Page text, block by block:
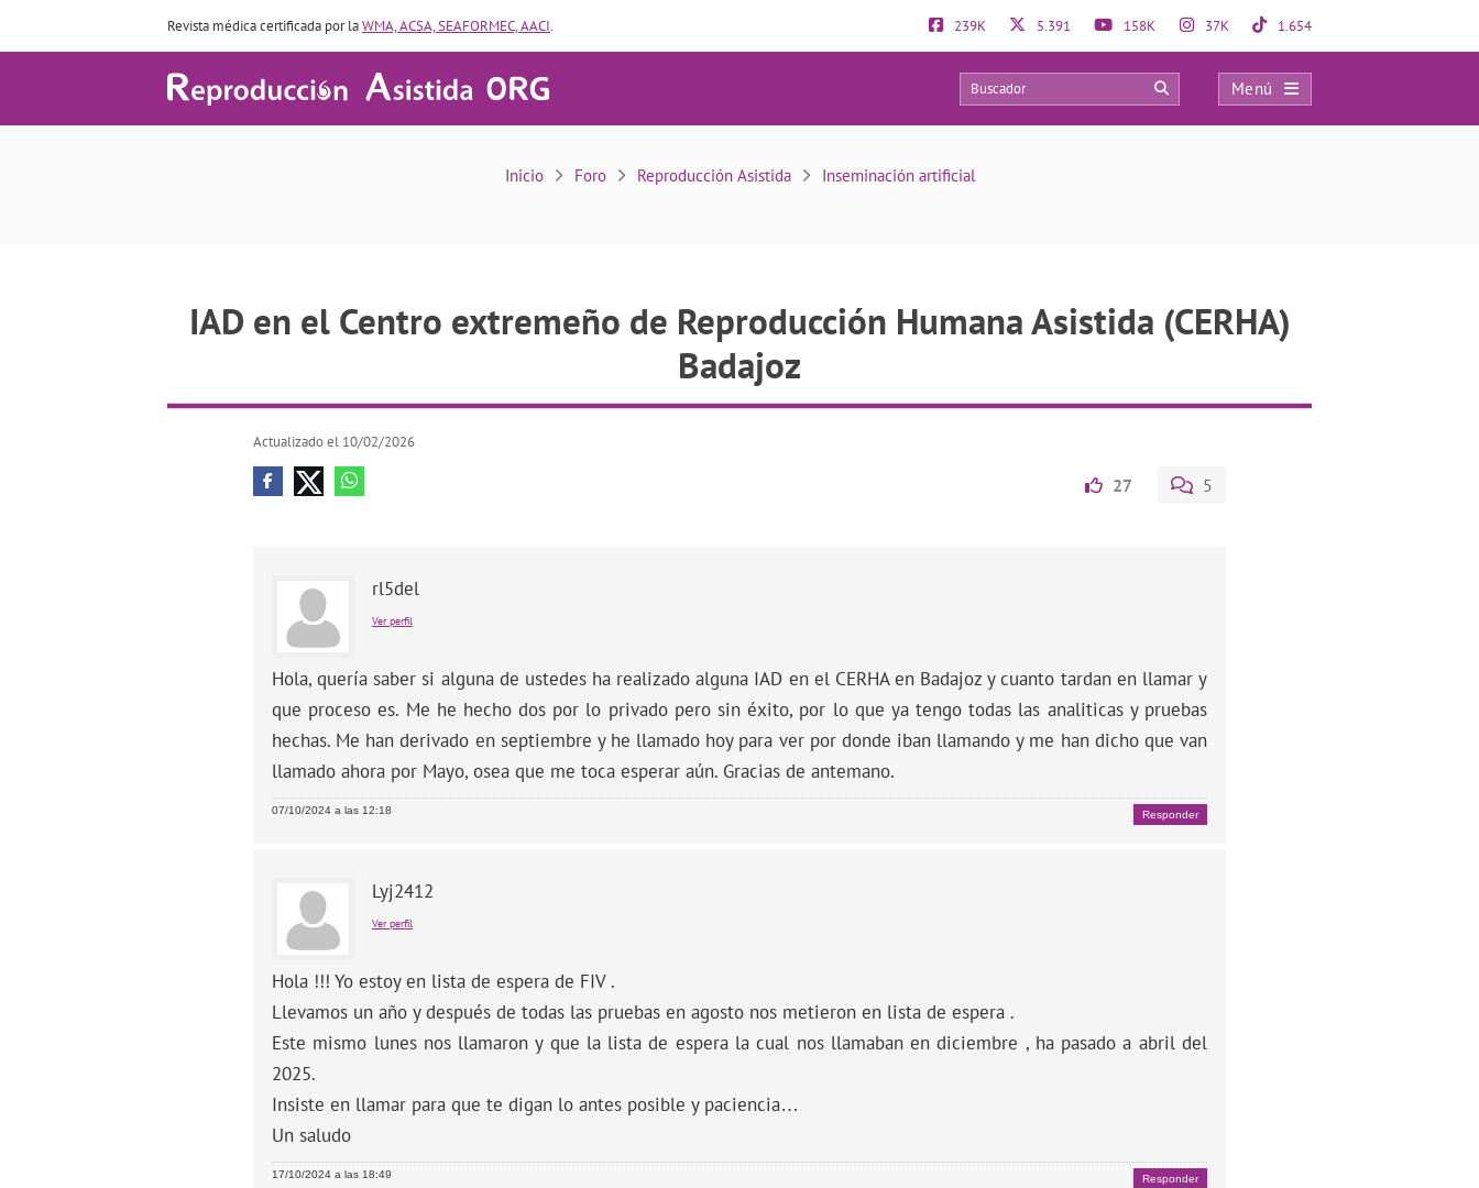
Revista médica certificada por laWMA, ACSA, SEAFORMEC, AACI. 239K 5.391 158K 37K 1.654
Menú
IAD en el Centro extremeño de Reproducción Humana Asistida (CERHA) Badajoz
22 0
Inicio Foro Reproducción Asistida Inseminación artificial
IAD en el Centro extremeño de Reproducción Humana Asistida (CERHA)
Badajoz
Actualizado el 10/02/2026
27 5
rl5del
Ver perfil
Hola, quería saber si alguna de ustedes ha realizado alguna IAD en el CERHA en Badajoz y cuanto tardan en llamar y
que proceso es. Me he hecho dos por lo privado pero sin éxito, por lo que ya tengo todas las analiticas y pruebas
hechas. Me han derivado en septiembre y he llamado hoy para ver por donde iban llamando y me han dicho que van
llamado ahora por Mayo, osea que me toca esperar aún. Gracias de antemano.
07/10/2024 a las 12:18 Responder
Lyj2412
Ver perfil
Hola !!! Yo estoy en lista de espera de FIV .
Llevamos un año y después de todas las pruebas en agosto nos metieron en lista de espera .
Este mismo lunes nos llamaron y que la lista de espera la cual nos llamaban en diciembre , ha pasado a abril del
2025.
Insiste en llamar para que te digan lo antes posible y paciencia…
Un saludo
17/10/2024 a las 18:49 Responder